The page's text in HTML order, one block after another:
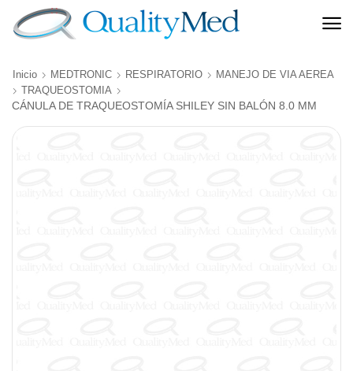
Inicio MEDTRONIC RESPIRATORIO
MANEJO DE VIA AEREA
TRAQUEOSTOMIA
CÁNULA DE TRAQUEOSTOMÍA SHILEY SIN BALÓN 8.0 MM